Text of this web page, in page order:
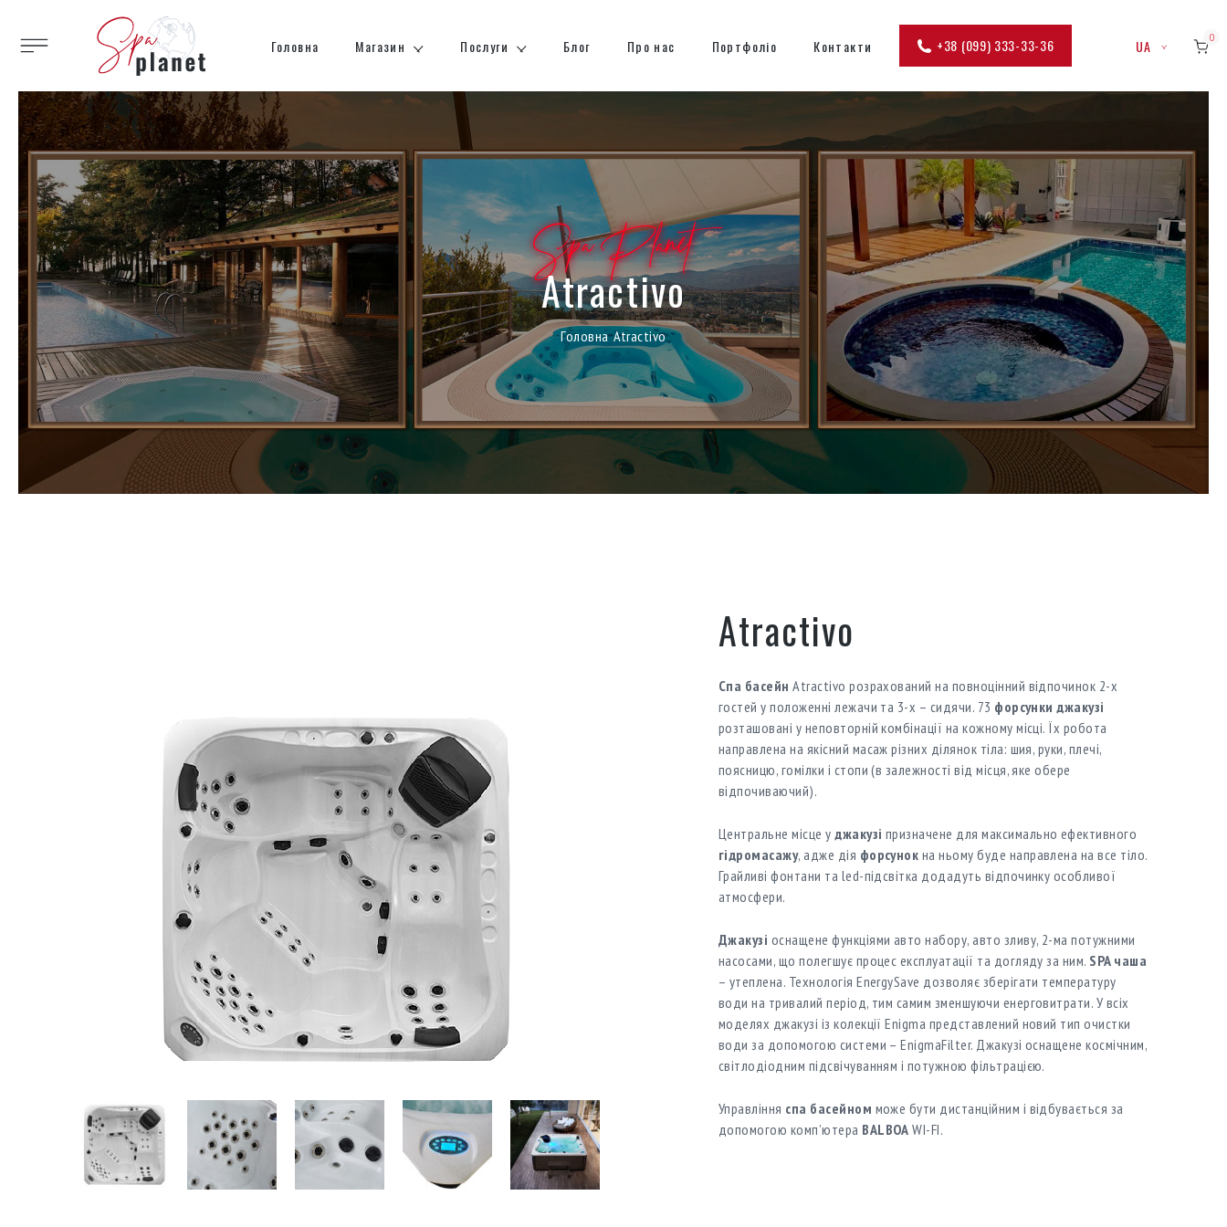
Головна Магазин Послуги Блог Про нас Портфоліо Контакти +38 (099) 333-33-36 UA 0
Spa Planet
Atractivo
Головна Atractivo
Atractivo
Спа басейн Atractivo розрахований на повноцінний відпочинок 2-х
гостей у положенні лежачи та 3-х – сидячи. 73 форсунки джакузі
розташовані у неповторній комбінації на кожному місці. Їх робота
направлена на якісний масаж різних ділянок тіла: шия, руки, плечі,
поясницю, гомілки і стопи (в залежності від місця, яке обере
відпочиваючий).
Центральне місце уджакузі призначене для максимально ефективного
гідромасажу, адже дія форсунок на ньому буде направлена на все тіло.
Грайливі фонтани та led-підсвітка додадуть відпочинку особливої
атмосфери.
Джакузі оснащене функціями авто набору, авто зливу, 2-ма потужними
насосами, що полегшує процес експлуатації та догляду за ним. SPA чаша
– утеплена. Технологія EnergySave дозволяє зберігати температуру
води на тривалий період, тим самим зменшуючи енерговитрати. У всіх
моделях джакузі із колекції Enigma представлений новий тип очистки
води за допомогою системи – EnigmaFilter. Джакузі оснащене космічним,
світлодіодним підсвічуванням і потужною фільтрацією.
Управління спа басейном може бути дистанційним і відбувається за
допомогою комп’ютера BALBOA WI-FI.